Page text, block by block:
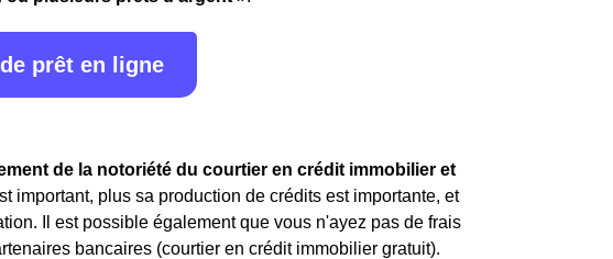
prêt en ligne
de la notoriété du courtier en crédit immobilier et
important, plus sa production de crédits est importante, et
Il est possible également que vous n'ayez pas de frais
bancaires (courtier en crédit immobilier gratuit).